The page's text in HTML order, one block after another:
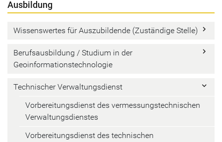
Ausbildung
Wissenswertes für Auszubildende (Zuständige Stelle) keyboard_arrow_right
Berufsausbildung / Studium in der
Geoinformationstechnologie
keyboard_arrow_right
Technischer Verwaltungsdienst keyboard_arrow_right
Vorbereitungsdienst des vermessungstechnischen
Verwaltungsdienstes
Vorbereitungsdienst des technischen